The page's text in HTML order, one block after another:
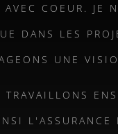
AVEC COEUR. JE
DANS LES
UNE
L'ASSURANCE